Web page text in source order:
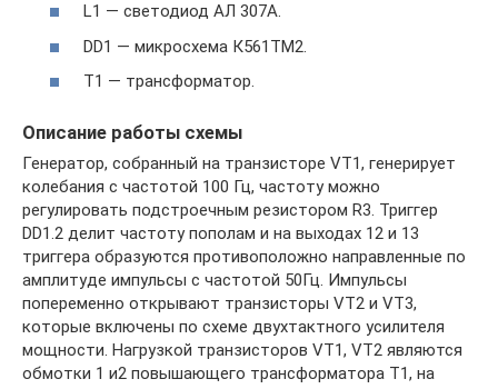
L1 — светодиод АЛ 307А.
DD1 — микросхема К561ТМ2.
Т1 — трансформатор.
Описание работы схемы
Генератор, собранный на транзисторе VT1, генерирует
колебания с частотой 100 Гц, частоту можно
регулировать подстроечным резистором R3. Триггер
DD1.2 делит частоту пополам и на выходах 12 и 13
триггера образуются противоположно направленные по
амплитуде импульсы с частотой 50Гц. Импульсы
попеременно открывают транзисторы VT2 и VT3,
которые включены по схеме двухтактного усилителя
мощности. Нагрузкой транзисторов VT1, VT2 являются
обмотки 1 и2 повышающего трансформатора Т1, на